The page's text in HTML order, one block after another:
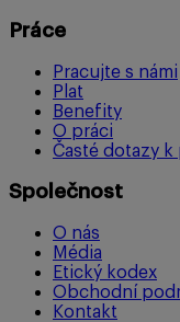
Práce
Pracujte s námi
Plat
Benefity
O práci
Časté dotazy k
Společnost
O nás
Média
Etický kodex
Obchodní
Kontakt